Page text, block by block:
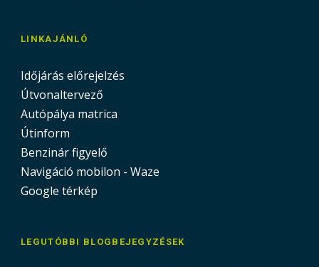
LINKAJÁNLÓ
Időjárás előrejelzés
Útvonaltervező
Autópálya matrica
Útinform
Benzinár figyelő
Navigáció mobilon - Waze
Google térkép
LEGUTÓBBI BLOGBEJEGYZÉSEK